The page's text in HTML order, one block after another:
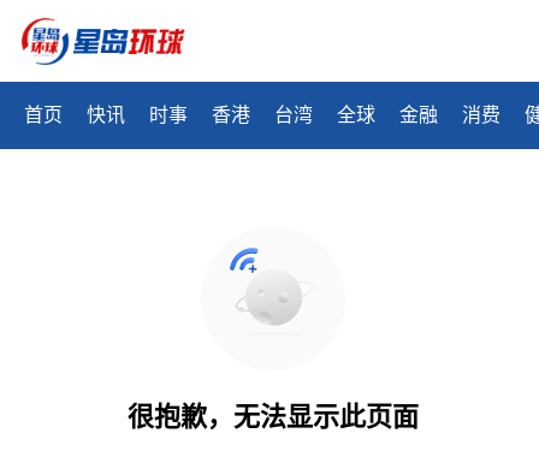
首页 快讯 时事 香港 台湾 全球 金融 消费
很抱歉，无法显示此页面